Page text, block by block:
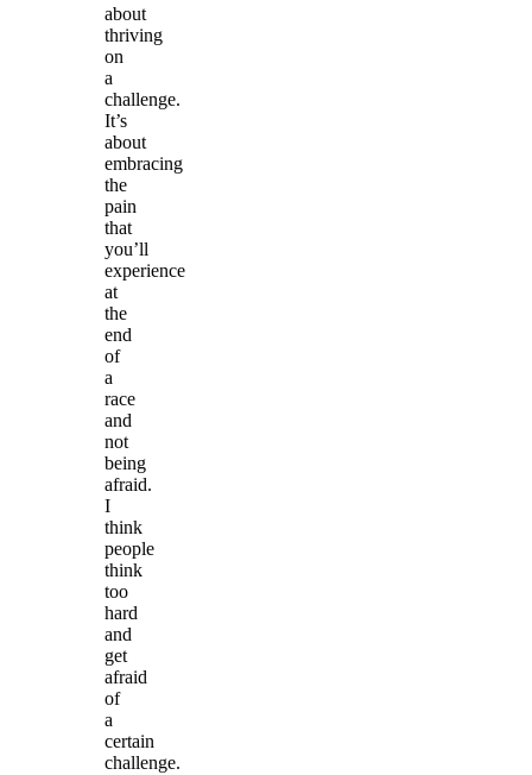
about
thriving
on
a
challenge.
It’s
about
embracing
the
pain
that
you’ll
experience
at
the
end
of
a
race
and
not
being
afraid.
I
think
people
think
too
hard
and
get
afraid
of
a
certain
challenge.